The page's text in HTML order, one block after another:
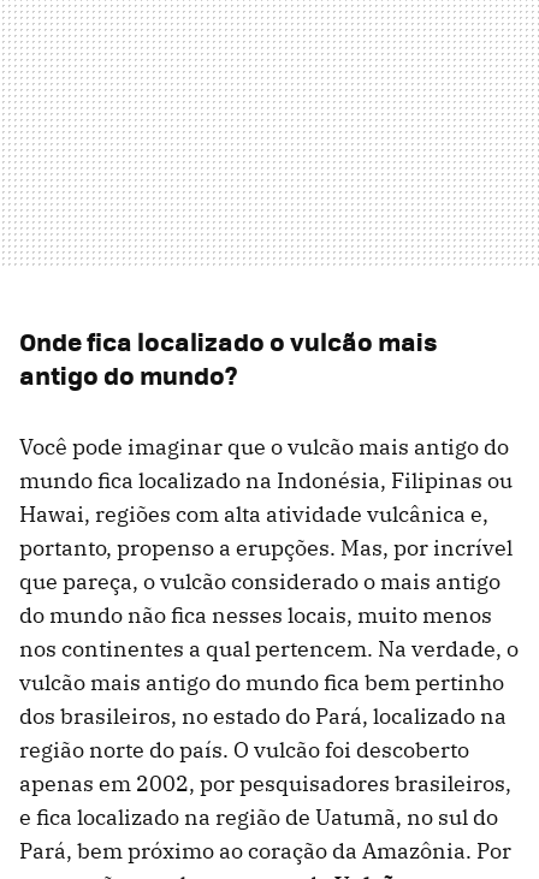
Onde fica localizado o vulcão mais
antigo do mundo?
Você pode imaginar que o vulcão mais antigo do
mundo fica localizado na Indonésia, Filipinas ou
Hawai, regiões com alta atividade vulcânica e,
portanto, propenso a erupções. Mas, por incrível
que pareça, o vulcão considerado o mais antigo
do mundo não fica nesses locais, muito menos
nos continentes a qual pertencem. Na verdade, o
vulcão mais antigo do mundo fica bem pertinho
dos brasileiros, no estado do Pará, localizado na
região norte do país. O vulcão foi descoberto
apenas em 2002, por pesquisadores brasileiros,
e fica localizado na região de Uatumã, no sul do
Pará, bem próximo ao coração da Amazônia. Por